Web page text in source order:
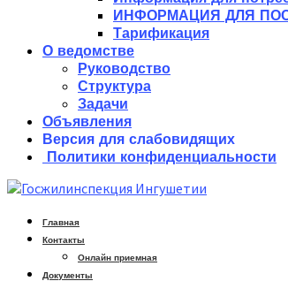
ИНФОРМАЦИЯ ДЛЯ
Тарификация
О ведомстве
Руководство
Структура
Задачи
Объявления
Версия для слабовидящих
Политики конфиденциальности
Главная
Контакты
Онлайн приемная
Документы